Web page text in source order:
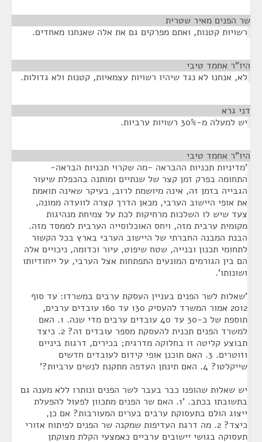
שר הפנים מאיר שטרית
רשויות קטנות, ואתם מפרקים גם את אלה שאנחנו מאחדים.
היו"ר אחמד טיבי
לא, אנחנו לא נגד שיהיו רשויות עצמאיות, קטנות ולא גדולות.
דני גרא
יש למעלה מ-30% רשויות ערביות.
היו"ר אחמד טיבי
'מדיניות תכניות ההבראה -מה שקרוי תכניות הבראה-
התחומה בפרק זמן קצר של שנתיים ומותנה בהכפלת שיעור
הגבייה בזמן זה, אינה מיושמת לרוב, בעיקר שאינה תואמת
את אופי היישוב הערבי, מכאן הדרך קצרה לוועדה ממונה,
צעד שיש לו השלכות מרחיקות לכת על צמיחת מנהיגות
מקומית ערבית מזה, ויחס האוכלוסייה הערבית לממסד מזה.
הבנת המבנה החברתי של היישוב הערבי בארץ בכל הקשור
לתחומי תכנון ובנייה, שטח שיפוט, עיור וכדומה, ניכויים אלה
הם בין הגורמים המונעים התפתחות אצל הערבי, על ייחודיותו
ושונותו'.
'שאלות לשר הפנים בעניין העסקת ערבים במשרדו: עד סוף
2012 אמור המשרד להעסיק 130 עד 160 עובדים ערבים,
תוספת של כ-30 עד 40 עובדים ערבים מדי שנה. 1. האם
למשרד הפנים תכנית להעסקת מספר עובדים זה? 2. כיצד
תבוצע קליטה זו בחלוקה מדרגית; בכירים, דרגות ביניים
וזוטרים. 3. האם תוכנן אופי קידום לעובדים חדשים
שייקלטו? 4. האם תינתן העדפה מתקנת לנשים ערביות?'
יש שאלות שהופנו כבר בעבר לשר הפנים ונותרו ללא מענה גם
בתשובתו בכתב. '1. האם שר הפנים מתכוון לפעול להפעלת
ייצוג הולם בתעסוקת ערבים בערים המעורבות? אם כן,
כיצד? 2. מה דרגת העדיפות שמקנה שר הפנים לפיתוח אזורי
תעסוקה בגושי יישובים ערביים כאמצעי הקלת מצוקתן